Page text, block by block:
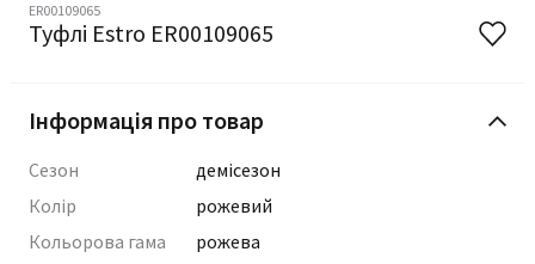
ER00109065
Туфлі Estro ER00109065
Інформація про товар
Сезон
демісезон
Колір
рожевий
Кольорова гама
рожева